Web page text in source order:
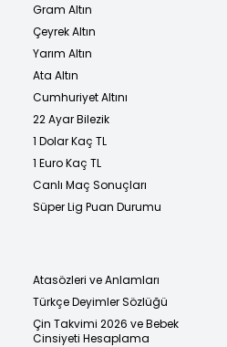
Gram Altın
Çeyrek Altın
Yarım Altın
Ata Altın
Cumhuriyet Altını
22 Ayar Bilezik
1 Dolar Kaç TL
1 Euro Kaç TL
Canlı Maç Sonuçları
Süper Lig Puan Durumu
Atasözleri ve Anlamları
Türkçe Deyimler Sözlüğü
Çin Takvimi 2026 ve Bebek
Cinsiyeti Hesaplama